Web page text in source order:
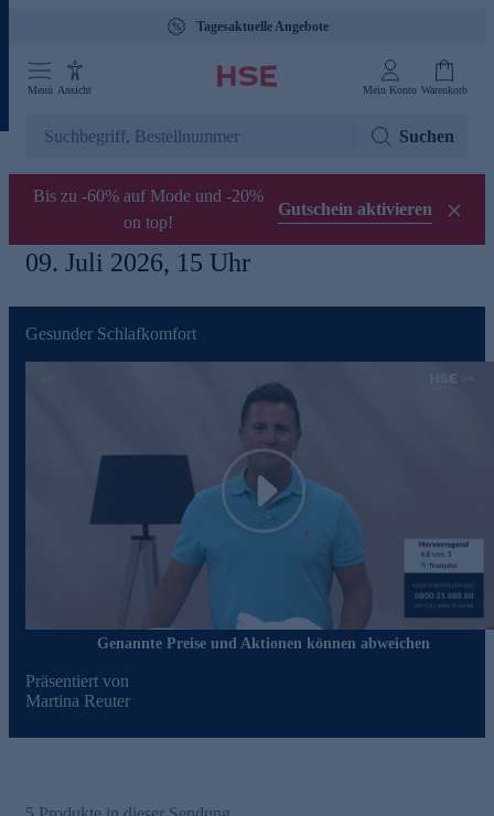
Tagesaktuelle Angebote
Menü Ansicht Mein Konto Warenkorb
Suchen
Bis zu -60% auf Mode und -20%
on top!
Gutschein aktivieren
09. Juli 2026, 15 Uhr
Gesunder Schlafkomfort
Play
Genannte Preise und Aktionen können abweichen
Präsentiert von
Martina Reuter